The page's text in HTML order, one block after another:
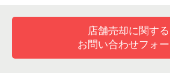
店舗売却に関する
お問い合わせフォ